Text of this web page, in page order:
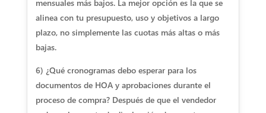
mensuales más bajos. La mejor opción es la que se
alinea con tu presupuesto, uso y objetivos a largo
plazo, no simplemente las cuotas más altas o más
bajas.
6) ¿Qué cronogramas debo esperar para los
documentos de HOA y aprobaciones durante el
proceso de compra?Después de que el vendedor